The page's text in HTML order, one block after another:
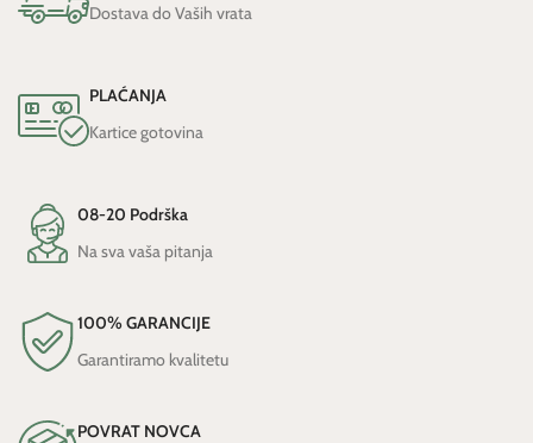
Dostava do Vaših vrata
PLAĆANJA
Kartice gotovina
08-20 Podrška
Na sva vaša pitanja
100% GARANCIJE
Garantiramo kvalitetu
POVRAT NOVCA